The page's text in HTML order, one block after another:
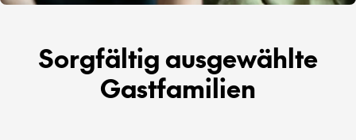
Sorgfältig ausgewählte
Gastfamilien